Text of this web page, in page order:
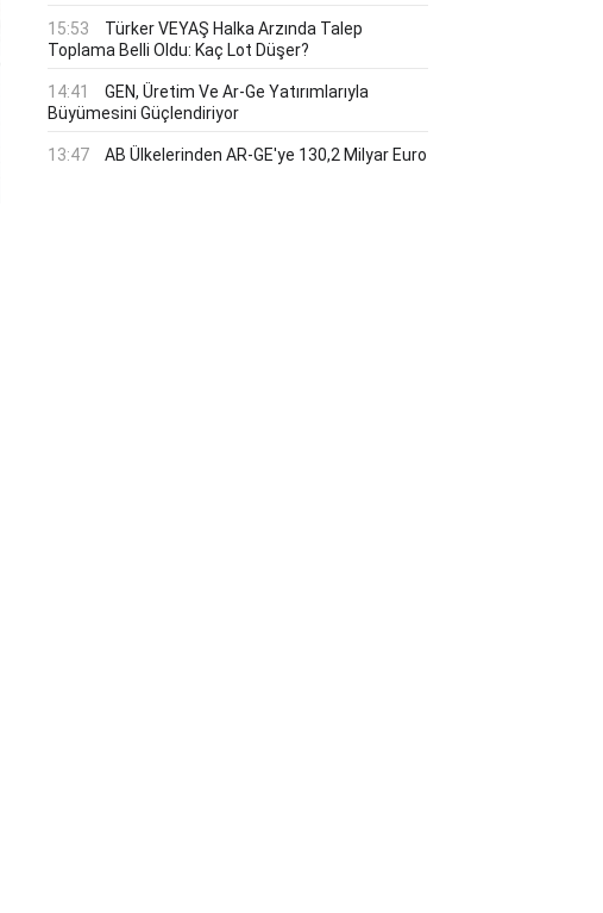
15:53
Türker VEYAŞ Halka Arzında Talep
Toplama Belli Oldu: Kaç Lot Düşer?
14:41
GEN, Üretim Ve Ar-Ge Yatırımlarıyla
Büyümesini Güçlendiriyor
13:47 AB Ülkelerinden AR-GE'ye 130,2 Milyar Euro